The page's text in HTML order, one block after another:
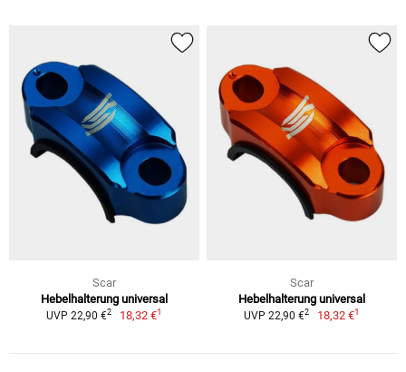
Scar
Hebelhalterung universal
UVP 22,90 €2 18,32 €1
Scar
Hebelhalterung universal
UVP 22,90 €2 18,32 €1